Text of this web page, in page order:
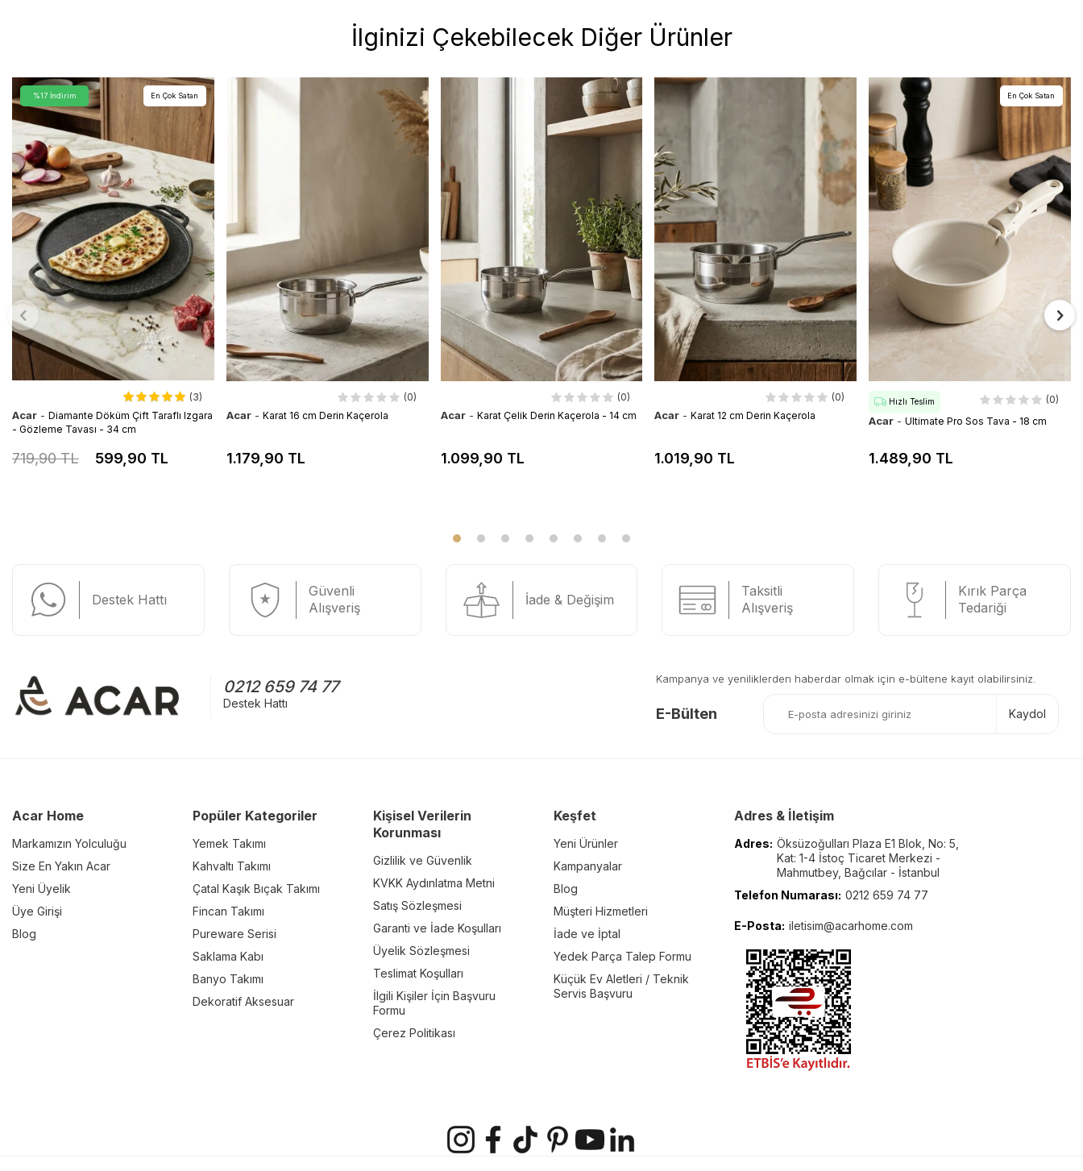
İlginizi Çekebilecek Diğer Ürünler
%17 İndirim En Çok Satan
(3)
Acar - Diamante Döküm Çift Taraflı Izgara
- Gözleme Tavası - 34 cm
719,90 TL 599,90 TL
(0)
Acar - Karat 16 cm Derin Kaçerola
1.179,90 TL
(0)
Acar - Karat Çelik Derin Kaçerola - 14 cm
1.099,90 TL
(0)
Acar - Karat 12 cm Derin Kaçerola
1.019,90 TL
En Çok Satan
Hızlı Teslim (0)
Acar - Ultimate Pro Sos Tava - 18 cm
1.489,90 TL
Destek Hattı
Güvenli
Alışveriş
İade & Değişim
Taksitli
Alışveriş
Kırık Parça
Tedariği
0212 659 74 77
Destek Hattı
Kampanya ve yeniliklerden haberdar olmak için e-bültene kayıt olabilirsiniz.
E-Bülten Kaydol
Acar Home
Markamızın Yolculuğu
Size En Yakın Acar
Yeni Üyelik
Üye Girişi
Blog
Popüler Kategoriler
Yemek Takımı
Kahvaltı Takımı
Çatal Kaşık Bıçak Takımı
Fincan Takımı
Pureware Serisi
Saklama Kabı
Banyo Takımı
Dekoratif Aksesuar
Kişisel Verilerin
Korunması
Gizlilik ve Güvenlik
KVKK Aydınlatma Metni
Satış Sözleşmesi
Garanti ve İade Koşulları
Üyelik Sözleşmesi
Teslimat Koşulları
İlgili Kişiler İçin Başvuru
Formu
Çerez Politikası
Keşfet
Yeni Ürünler
Kampanyalar
Blog
Müşteri Hizmetleri
İade ve İptal
Yedek Parça Talep Formu
Küçük Ev Aletleri / Teknik
Servis Başvuru
Adres & İletişim
Adres: Öksüzoğulları Plaza E1 Blok, No: 5,
Kat: 1-4 İstoç Ticaret Merkezi -
Mahmutbey, Bağcılar - İstanbul
Telefon Numarası: 0212 659 74 77
E-Posta: iletisim@acarhome.com